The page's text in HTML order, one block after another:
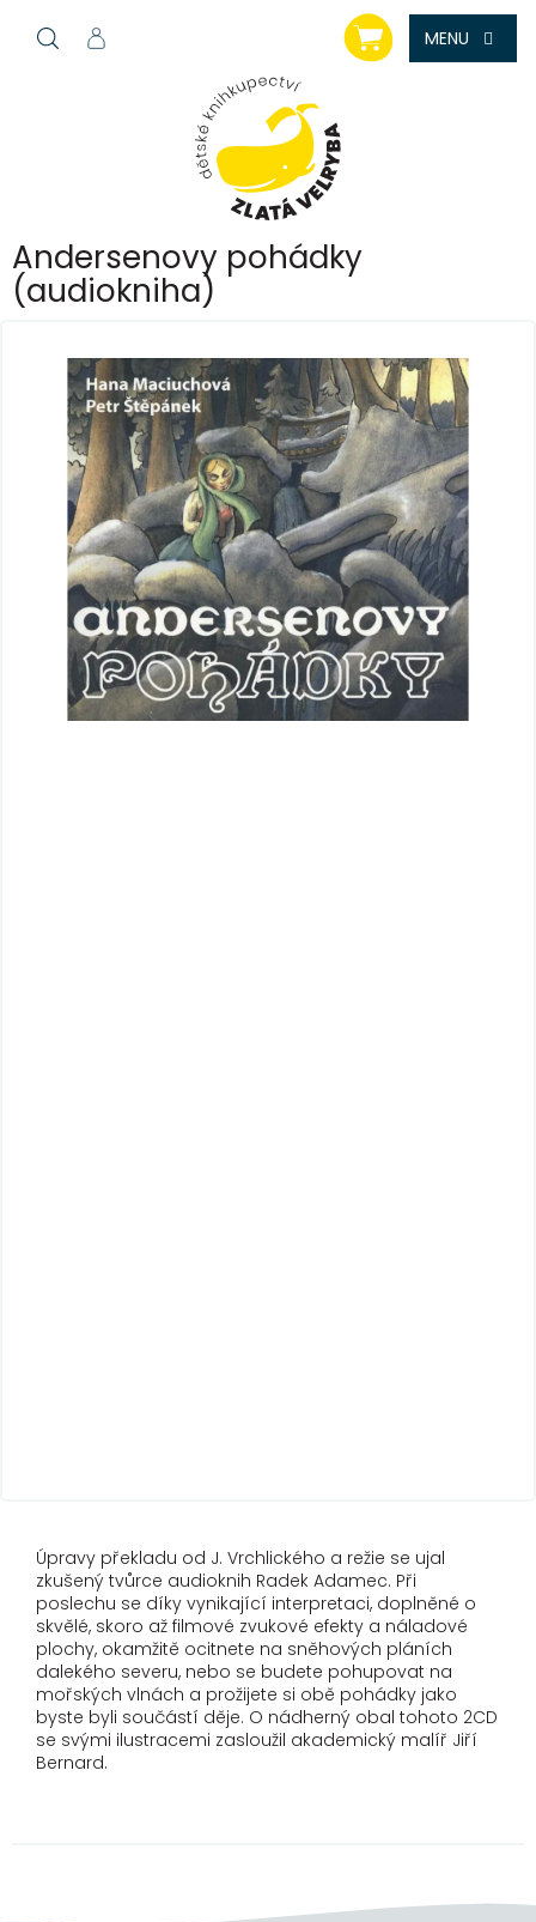
NÁKUPNÍ
KOŠÍK
Andersenovy pohádky
(audiokniha)
Úpravy překladu od J. Vrchlického a režie se ujal
zkušený tvůrce audioknih Radek Adamec. Při
poslechu se díky vynikající interpretaci, doplněné o
skvělé, skoro až filmové zvukové efekty a náladové
plochy, okamžitě ocitnete na sněhových pláních
dalekého severu, nebo se budete pohupovat na
mořských vlnách a prožijete si obě pohádky jako
byste byli součástí děje. O nádherný obal tohoto 2CD
se svými ilustracemi zasloužil akademický malíř Jiří
Bernard.